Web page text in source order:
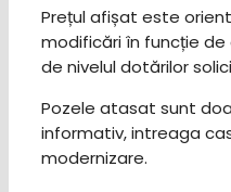
Prețul afișat este
modificări în funcție
de nivelul dotărilor
Pozele atasat sunt
informativ, intreaga
modernizare.